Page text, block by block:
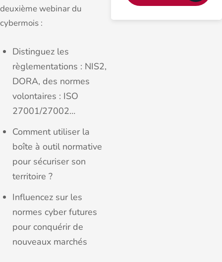
deuxième webinar du
cybermois :
Distinguez les
règlementations : NIS2,
DORA, des normes
volontaires : ISO
27001/27002…
Comment utiliser la
boîte à outil normative
pour sécuriser son
territoire ?
Influencez sur les
normes cyber futures
pour conquérir de
nouveaux marchés